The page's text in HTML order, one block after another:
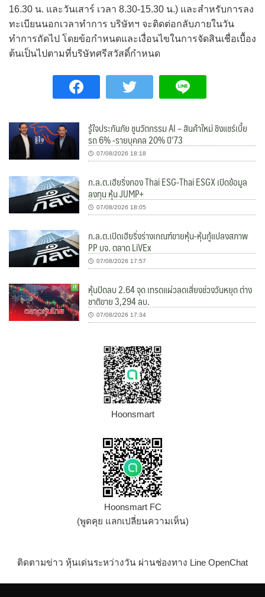
16.30 น. และวันเสาร์ เวลา 8.30-15.30 น.) และสำหรับการลง
ทะเบียนนอกเวลาทำการ บริษัทฯ จะติดต่อกลับภายในวัน
ทำการถัดไป โดยข้อกำหนดและเงื่อนไขในการจัดสินเชื่อเบื้อง
ต้นเป็นไปตามที่บริษัทศรีสวัสดิ์กำหนด
รู้ใจประกันภัย ชูนวัตกรรม AI – สินค้าใหม่ ชิงแชร์เบี้ย
รถ 6% -รายบุคคล 20% ปี’73
07/08/2026 18:18
ก.ล.ต.เฮียริ่งกอง Thai ESG-Thai ESGX เปิดข้อมูล
ลงทุน หุ้น JUMP+
07/08/2026 18:05
ก.ล.ต.เปิดเฮียริ่งร่างเกณฑ์ขายหุ้น-หุ้นกู้แปลงสภาพ
PP บจ. ตลาด LiVEx
07/08/2026 17:57
หุ้นปิดลบ 2.64 จุด เทรดแผ่วลดเสี่ยงช่วงวันหยุด ต่าง
ชาติขาย 3,294 ลบ.
07/08/2026 17:34
Hoonsmart
Hoonsmart FC
(พูดคุย แลกเปลี่ยนความเห็น)
ติดตามข่าว หุ้นเด่นระหว่างวัน ผ่านช่องทาง Line OpenChat